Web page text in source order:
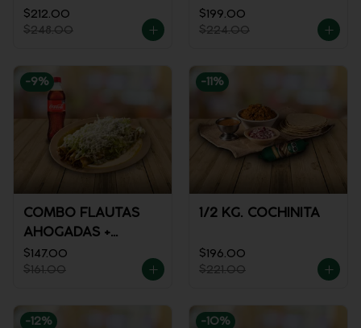
$212.00
$248.00
$199.00
$224.00
-9%
COMBO FLAUTAS
AHOGADAS +
REFRESCO
$147.00
$161.00
-11 %
1/2 KG. COCHINITA
$196.00
$221.00
-12% -10%